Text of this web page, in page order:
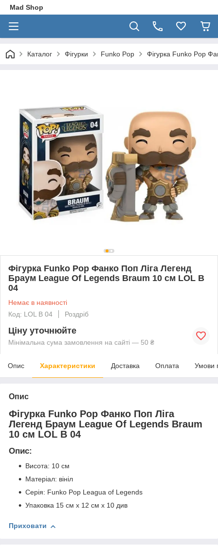
Mad Shop
Каталог Фігурки Funko Pop Фігурка Funko Pop
Фігурка Funko Pop Фанко Поп Ліга Легенд
Браум League Of Legends Braum 10 см LOL B
04
Немає в наявності
Код: LOL B 04
Роздріб
Ціну уточнюйте
Мінімальна сума замовлення на сайті — 50 ₴
Опис Характеристики Доставка Оплата Умови
Опис
Фігурка Funko Pop Фанко Поп Ліга
Легенд Браум League Of Legends Braum
10 см LOL B 04
Опис:
Висота: 10 см
Матеріал: вініл
Серія: Funko Pop Leagua of Legends
Упаковка 15 см х 12 см х 10 див
Приховати